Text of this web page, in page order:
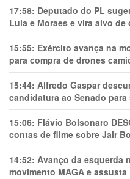
17:58: Deputado do PL
Lula e Moraes e vira alvo de
15:55: Exército avança na
para compra de drones
15:44: Alfredo Gaspar
candidatura ao Senado
15:06: Flávio Bolsonaro
contas de filme sobre Jair
14:52: Avanço da esquerda
movimento MAGA e assusta